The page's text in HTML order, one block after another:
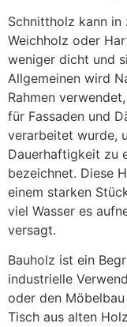
Schnittholz kann
Weichholz oder
weniger dicht und
Allgemeinen wird
Rahmen
für Fassaden und
verarbeitet wurde,
Dauerhaftigkeit zu
bezeichnet. Diese
einem starken
viel Wasser es
versagt.
Bauholz ist ein
industrielle
oder den
Tisch aus alten